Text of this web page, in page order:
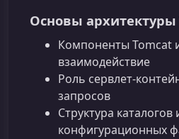
Основы архитектуры
Компоненты Tomcat
взаимодействие
Роль сервлет-
запросов
Структура каталогов
конфигурационных